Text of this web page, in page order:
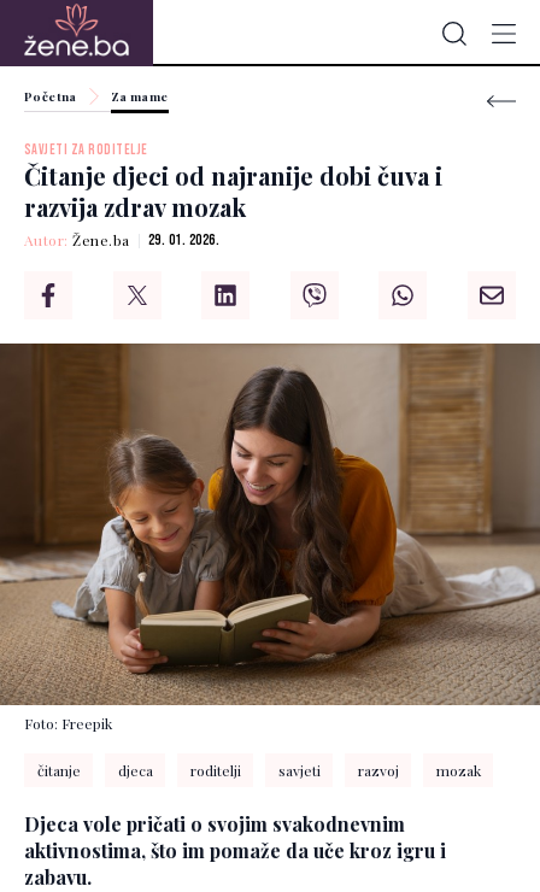
Početna Za mame
SAVJETI ZA RODITELJE
Čitanje djeci od najranije dobi čuva i
razvija zdrav mozak
Autor:Žene.ba 29. 01. 2026.
Foto: Freepik
čitanje djeca roditelji savjeti razvoj mozak
Djeca vole pričati o svojim svakodnevnim
aktivnostima, što im pomaže da uče kroz igru i
zabavu.